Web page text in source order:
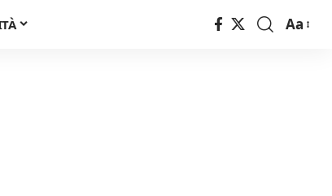
Font
Aa